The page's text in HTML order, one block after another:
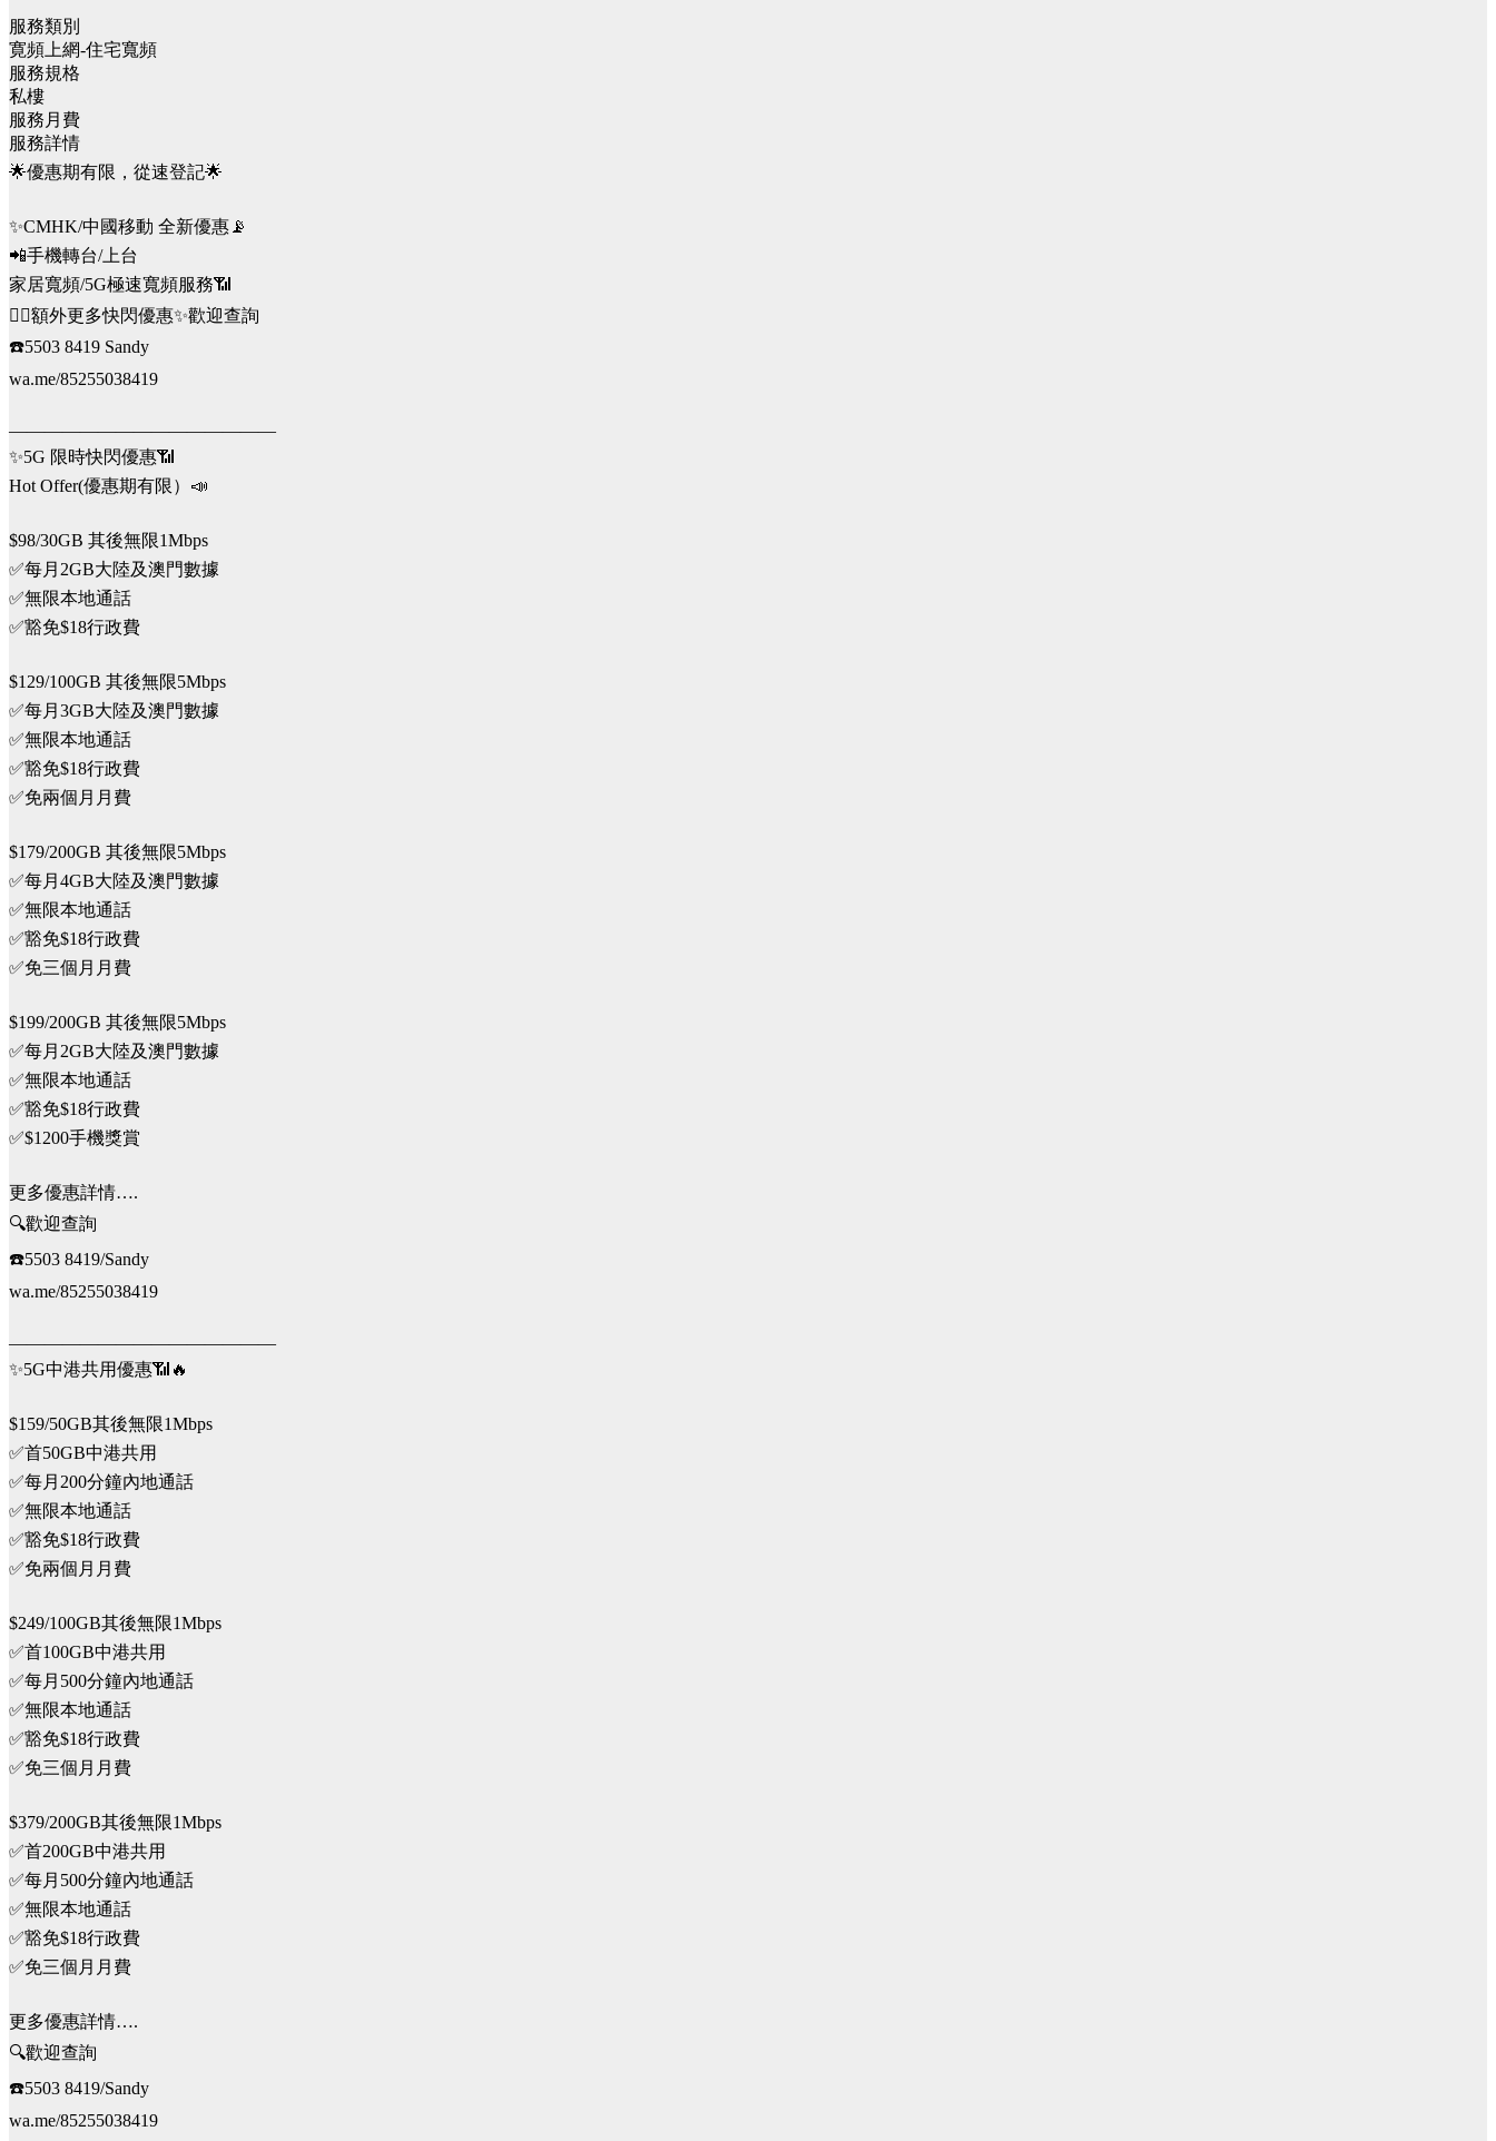
服務類別
寛頻上網-住宅寬頻
服務規格
私樓
服務月費
服務詳情
🌟優惠期有限，從速登記🌟
✨CMHK/中國移動 全新優惠📡
📲手機轉台/上台
家居寬頻/5G極速寬頻服務📶
👉🏻額外更多快閃優惠✨歡迎查詢
☎️5503 8419 Sandy
wa.me/85255038419
———————————————
✨5G 限時快閃優惠📶
Hot Offer(優惠期有限）📣
$98/30GB 其後無限1Mbps
✅每月2GB大陸及澳門數據
✅無限本地通話
✅豁免$18行政費
$129/100GB 其後無限5Mbps
✅每月3GB大陸及澳門數據
✅無限本地通話
✅豁免$18行政費
✅免兩個月月費
$179/200GB 其後無限5Mbps
✅每月4GB大陸及澳門數據
✅無限本地通話
✅豁免$18行政費
✅免三個月月費
$199/200GB 其後無限5Mbps
✅每月2GB大陸及澳門數據
✅無限本地通話
✅豁免$18行政費
✅$1200手機獎賞
更多優惠詳情….
🔍歡迎查詢
☎️5503 8419/Sandy
wa.me/85255038419
———————————————
✨5G中港共用優惠📶🔥
$159/50GB其後無限1Mbps
✅首50GB中港共用
✅每月200分鐘內地通話
✅無限本地通話
✅豁免$18行政費
✅免兩個月月費
$249/100GB其後無限1Mbps
✅首100GB中港共用
✅每月500分鐘內地通話
✅無限本地通話
✅豁免$18行政費
✅免三個月月費
$379/200GB其後無限1Mbps
✅首200GB中港共用
✅每月500分鐘內地通話
✅無限本地通話
✅豁免$18行政費
✅免三個月月費
更多優惠詳情….
🔍歡迎查詢
☎️5503 8419/Sandy
wa.me/85255038419